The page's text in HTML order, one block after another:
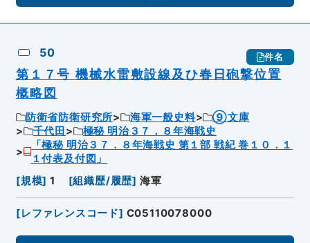
50 件名
第１７号 機械水雷敷設線及ひ春日砲撃位置
概略図
防衛省防衛研究所 海軍一般史料
⑨文庫
千代田
極秘 明治３７．８年海戦史
「極秘 明治３７．８年海戦史 第１部 戦紀 巻１０．１
１付表及付図」
[規模] 1 [組織歴/履歴] 海軍
[レファレンスコード] C05110078000